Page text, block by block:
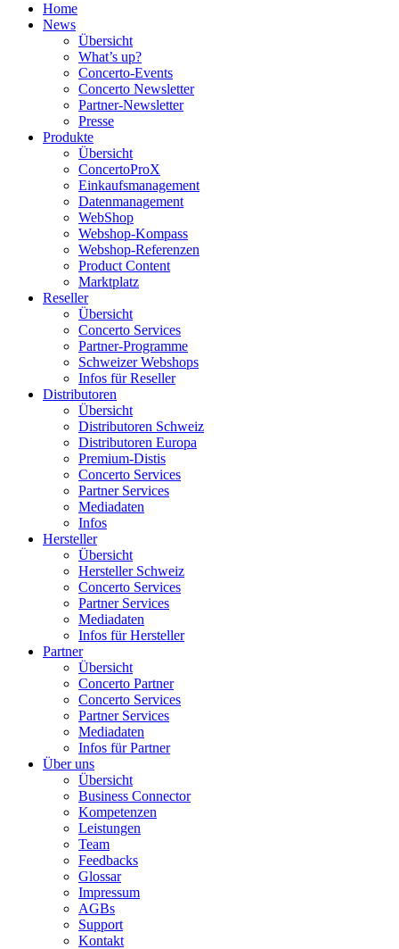
Home
News
Übersicht
What’s up?
Concerto-Events
Concerto Newsletter
Partner-Newsletter
Presse
Produkte
Übersicht
ConcertoProX
Einkaufsmanagement
Datenmanagement
WebShop
Webshop-Kompass
Webshop-Referenzen
Product Content
Marktplatz
Reseller
Übersicht
Concerto Services
Partner-Programme
Schweizer Webshops
Infos für Reseller
Distributoren
Übersicht
Distributoren Schweiz
Distributoren Europa
Premium-Distis
Concerto Services
Partner Services
Mediadaten
Infos
Hersteller
Übersicht
Hersteller Schweiz
Concerto Services
Partner Services
Mediadaten
Infos für Hersteller
Partner
Übersicht
Concerto Partner
Concerto Services
Partner Services
Mediadaten
Infos für Partner
Über uns
Übersicht
Business Connector
Kompetenzen
Leistungen
Team
Feedbacks
Glossar
Impressum
AGBs
Support
Kontakt